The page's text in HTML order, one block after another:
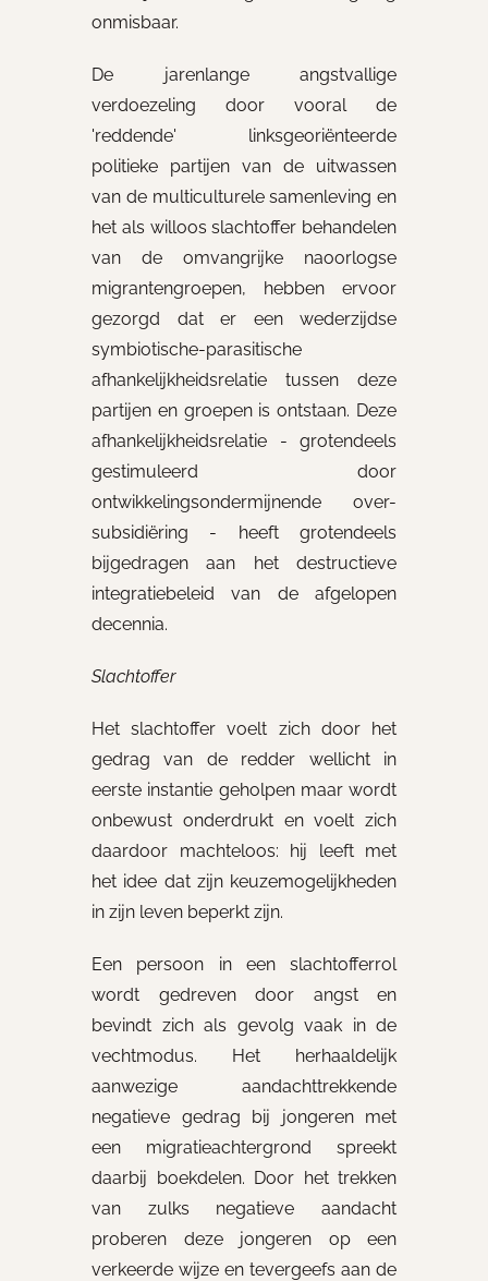
onmisbaar.
De jarenlange angstvallige
verdoezeling door vooral de
'reddende' linksgeoriënteerde
politieke partijen van de uitwassen
van de multiculturele samenleving en
het als willoos slachtoffer behandelen
van de omvangrijke naoorlogse
migrantengroepen, hebben ervoor
gezorgd dat er een wederzijdse
symbiotische-parasitische
afhankelijkheidsrelatie tussen deze
partijen en groepen is ontstaan. Deze
afhankelijkheidsrelatie - grotendeels
gestimuleerd door
ontwikkelingsondermijnende over-
subsidiëring - heeft grotendeels
bijgedragen aan het destructieve
integratiebeleid van de afgelopen
decennia.
Slachtoffer
Het slachtoffer voelt zich door het
gedrag van de redder wellicht in
eerste instantie geholpen maar wordt
onbewust onderdrukt en voelt zich
daardoor machteloos: hij leeft met
het idee dat zijn keuzemogelijkheden
in zijn leven beperkt zijn.
Een persoon in een slachtofferrol
wordt gedreven door angst en
bevindt zich als gevolg vaak in de
vechtmodus. Het herhaaldelijk
aanwezige aandachttrekkende
negatieve gedrag bij jongeren met
een migratieachtergrond spreekt
daarbij boekdelen. Door het trekken
van zulks negatieve aandacht
proberen deze jongeren op een
verkeerde wijze en tevergeefs aan de